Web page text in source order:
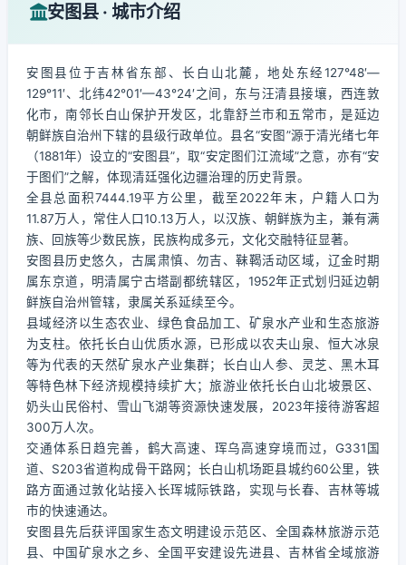
安图县 · 城市介绍
安图县位于吉林省东部、长白山北麓，地处东经127°48′—
129°11′、北纬42°01′—43°24′之间，东与汪清县接壤，西连敦
化市，南邻长白山保护开发区，北靠舒兰市和五常市，是延边
朝鲜族自治州下辖的县级行政单位。县名“安图”源于清光绪七年
（1881年）设立的“安图县”，取“安定图们江流域”之意，亦有“安
于图们”之解，体现清廷强化边疆治理的历史背景。
全县总面积7444.19平方公里，截至2022年末，户籍人口为
11.87万人，常住人口10.13万人，以汉族、朝鲜族为主，兼有满
族、回族等少数民族，民族构成多元，文化交融特征显著。
安图县历史悠久，古属肃慎、勿吉、靺鞨活动区域，辽金时期
属东京道，明清属宁古塔副都统辖区，1952年正式划归延边朝
鲜族自治州管辖，隶属关系延续至今。
县域经济以生态农业、绿色食品加工、矿泉水产业和生态旅游
为支柱。依托长白山优质水源，已形成以农夫山泉、恒大冰泉
等为代表的天然矿泉水产业集群；长白山人参、灵芝、黑木耳
等特色林下经济规模持续扩大；旅游业依托长白山北坡景区、
奶头山民俗村、雪山飞湖等资源快速发展，2023年接待游客超
300万人次。
交通体系日趋完善，鹤大高速、珲乌高速穿境而过，G331国
道、S203省道构成骨干路网；长白山机场距县城约60公里，铁
路方面通过敦化站接入长珲城际铁路，实现与长春、吉林等城
市的快速通达。
安图县先后获评国家生态文明建设示范区、全国森林旅游示范
县、中国矿泉水之乡、全国平安建设先进县、吉林省全域旅游